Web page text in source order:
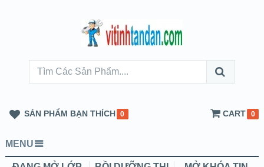
SẢN PHẨM BẠN THÍCH 0 CART 0
MENU